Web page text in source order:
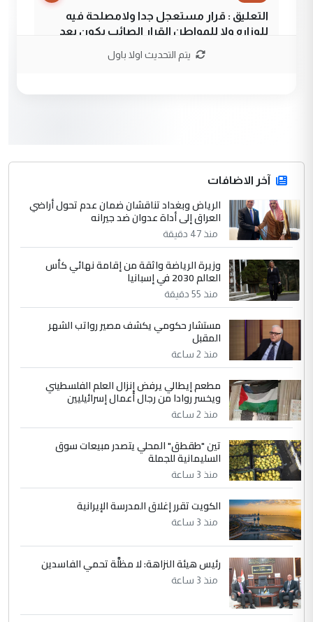
التعليق : قرار مستعجل جدا ولامصلحة فيه
للوزاره ولا للمواطن القرار الصائب يكون بعد
جنسية الرافد الثالث للعراق ومن اصول عريقة
ابا فرات ...
الموضوع :
الجواهري يرد على صدام حسين سل
مضجعيك يابن الزنا (نص كامل)
سردار
التعليق : واحد من عصابة علي ماما يسقط
جنسية الرافد الثالث للعراق ومن اصول عريقة
ابا فرات ...
الموضوع :
الجواهري يرد على صدام حسين سل
مضجعيك يابن الزنا (نص كامل)
5 حيدر عاشور
التعليق : تحياتي لك استاذ حامدتركان. كلام
دقيق ومسؤول؛ فالاستثمار الحقيقي للإنسان
وثروات البلد يعتمد على الكفاءة ...
الموضوع :
بين الإهمال واغتصاب الأرض.. بلاد
الرافدين تعاني الجفاف والتصحر!!
يتم التحديث اولا باول
آخر الاضافات
الرياض وبغداد تناقشان ضمان عدم تحول أراضي
العراق إلى أداة عدوان ضد جيرانه
منذ 47 دقيقة
وزيرة الرياضة واثقة من إقامة نهائي كأس
العالم 2030 في إسبانيا
منذ 55 دقيقة
مستشار حكومي يكشف مصير رواتب الشهر
المقبل
منذ 2 ساعة
مطعم إيطالي يرفض إنزال العلم الفلسطيني
ويخسر روادا من رجال أعمال إسرائيليين
منذ 2 ساعة
تين "طقطق" المحلي يتصدر مبيعات سوق
السليمانية للجملة
منذ 3 ساعة
الكويت تقرر إغلاق المدرسة الإيرانية
منذ 3 ساعة
رئيس هيئة النزاهة: لا مظلَّة تحمي الفاسدين
منذ 3 ساعة